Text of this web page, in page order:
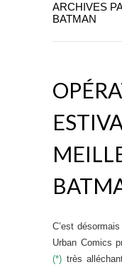
ARCHIVES
BATMAN
C’est
Urban Comics
(*) très